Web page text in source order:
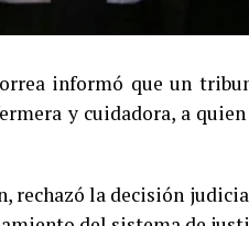
informó que un
y cuidadora, a
rechazó la decisión